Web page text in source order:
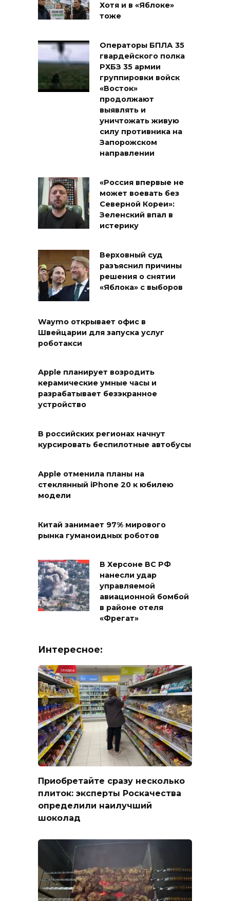
Хотя и в «Яблоке»
тоже
Операторы БПЛА 35
гвардейского полка
РХБЗ 35 армии
группировки войск
«Восток»
продолжают
выявлять и
уничтожать живую
силу противника на
Запорожском
направлении
«Россия впервые не
может воевать без
Северной Кореи»:
Зеленский впал в
истерику
Верховный суд
разъяснил причины
решения о снятии
«Яблока» с выборов
Waymo открывает офис в
Швейцарии для запуска услуг
роботакси
Apple планирует возродить
керамические умные часы и
разрабатывает безэкранное
устройство
В российских регионах начнут
курсировать беспилотные автобусы
Apple отменила планы на
стеклянный iPhone 20 к юбилею
модели
Китай занимает 97% мирового
рынка гуманоидных роботов
В Херсоне ВС РФ
нанесли удар
управляемой
авиационной бомбой
в районе отеля
«Фрегат»
Интересное:
Приобретайте сразу несколько
плиток: эксперты Роскачества
определили наилучший
шоколад